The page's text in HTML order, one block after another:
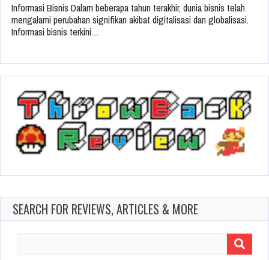
Informasi Bisnis Dalam beberapa tahun terakhir, dunia bisnis telah
mengalami perubahan signifikan akibat digitalisasi dan globalisasi.
Informasi bisnis terkini…
SEARCH FOR REVIEWS, ARTICLES & MORE